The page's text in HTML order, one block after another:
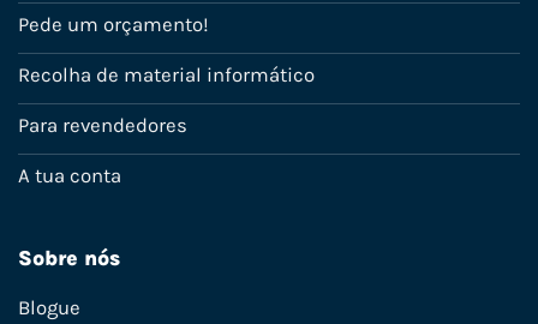
Pede um orçamento!
Recolha de material informático
Para revendedores
A tua conta
Sobre nós
Blogue